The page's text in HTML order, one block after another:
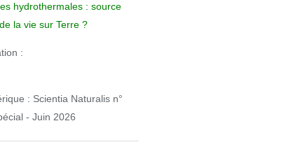
hydrothermales : source
la vie sur Terre ?
:
: Scientia Naturalis n°
- Juin 2026